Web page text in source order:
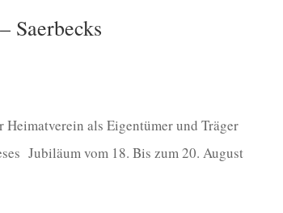
Saerbecks
als Eigentümer und Träger
Jubiläum vom 18. Bis zum 20. August